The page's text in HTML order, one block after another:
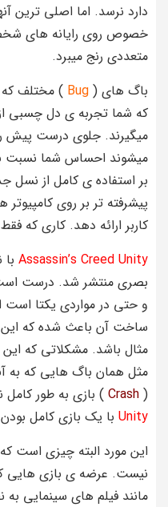
دارد نرسد. اما اصلی ترین
خصوص روی رایانه های
متعددی رنج میبرد.
باگ های ( Bug ) مختلف که
که شما تجربه ی دل چسبی از
میگیرند. جلوی درست پیش
میشوند احساس شما نسبت
بر استفاده ی کامل از نسل
پیشرفته تر بر روی کامپیوتر
کاربر ارائه دهد. کاری که
Assassin’s Creed Unity
بصری منتشر شد. درست است
و حتی در مواردی یکتا است
ساخت آن باعث شده که
مثال باشد. مشکلاتی که
مثل همان باگ هایی که به
(
Crash ) بازی به طور
Unity با یک بازی کامل
این مورد البته چیزی است
نیست. عرضه ی بازی هایی که
مانند فیلم های سینمایی